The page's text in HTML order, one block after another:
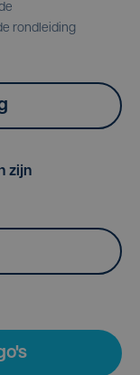
rondleiding
zijn